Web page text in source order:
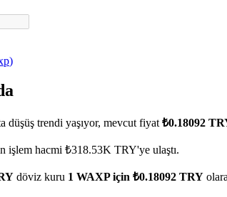
kullanan vadeli işlemler
İşlemleri
)
düşüş trendi yaşıyor, mevcut fiyat ₺0.18092
işlem hacmi ₺318.53K TRY'ye ulaştı.
döviz kuru 1 WAXP için ₺0.18092 TRY